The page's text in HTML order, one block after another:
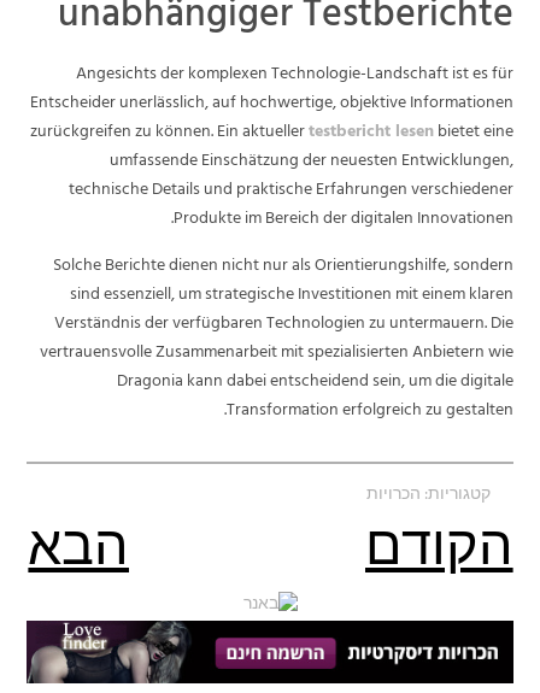
unabhängiger Testberichte
Angesichts der komplexen Technologie-Landschaft ist es für
Entscheider unerlässlich, auf hochwertige, objektive Informationen
zurückgreifen zu können. Ein aktuellertestbericht lesenbietet eine
umfassende Einschätzung der neuesten Entwicklungen,
technische Details und praktische Erfahrungen verschiedener
Produkte im Bereich der digitalen Innovationen.
Solche Berichte dienen nicht nur als Orientierungshilfe, sondern
sind essenziell, um strategische Investitionen mit einem klaren
Verständnis der verfügbaren Technologien zu untermauern. Die
vertrauensvolle Zusammenarbeit mit spezialisierten Anbietern wie
Dragonia kann dabei entscheidend sein, um die digitale
Transformation erfolgreich zu gestalten.
קטגוריות:הכרויות
הקודם הבא